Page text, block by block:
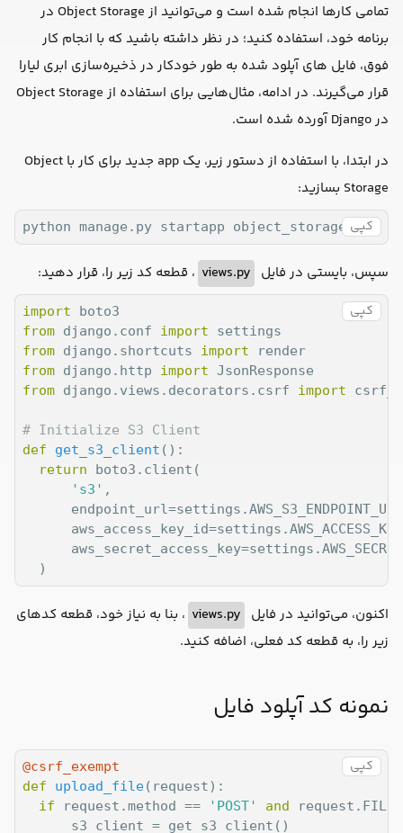
تمامی کارها انجام شده است و می‌توانید از Object Storage در
برنامه خود، استفاده کنید؛ در نظر داشته باشید که با انجام کار
فوق، فایل های آپلود شده به طور خودکار در ذخیره‌سازی ابری لیارا
قرار می‌گیرند. در ادامه، مثال‌هایی برای استفاده از Object Storage
در Django آورده شده است.
در ابتدا، با استفاده از دستور زیر، یک app جدید برای کار با Object
Storage بسازید:
کپی python manage.py startapp object_storage
سپس، بایستی در فایل views.py ، قطعه کد زیر را، قرار دهید:
کپی import
from django.conf import
from django.shortcuts import
render
from django.http import
from django.views.decorators.csrf import
# Initialize S3 Client
def
get_s3_client ():
return boto3.client(
's3' ,
اکنون، می‌توانید در فایل views.py ، بنا به نیاز خود، قطعه کدهای
زیر را، به قطعه کد فعلی، اضافه کنید.
نمونه کد آپلود فایل
کپی
@csrf_exempt
def
upload_file( request):
if request.method == 'POST' and
      s3_client = get_s3_client()